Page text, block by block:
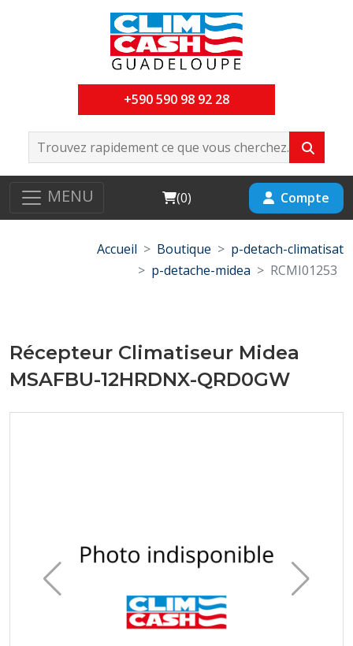
+590 590 98 92 28
MENU Cart
(0) Compte
Accueil Boutique
p-detach-climatisat
p-detache-midea
RCMI01253
Récepteur Climatiseur Midea
MSAFBU-12HRDNX-QRD0GW